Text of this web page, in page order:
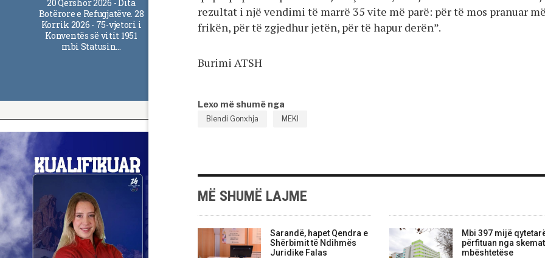
rezultat i një vendimi të marrë 35 vite më parë: për të mos pranuar më
frikën, për të zgjedhur jetën, për të hapur derën”.
Burimi ATSH
Lexo më shumë nga
Blendi Gonxhja MEKI
MË SHUMË LAJME
Sarandë, hapet Qendra e
Shërbimit të Ndihmës
Juridike Falas
Mbi 397 mijë
përfituan nga skemat
mbështetëse
20 Qershor 2026 - Dita
Botërore e Refugjatëve. 28
Korrik 2026 - 75-vjetori i
Konventës së vitit 1951
mbi Statusin…